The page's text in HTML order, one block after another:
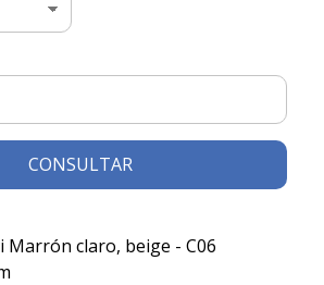
CONSULTAR
Marrón claro, beige - C06